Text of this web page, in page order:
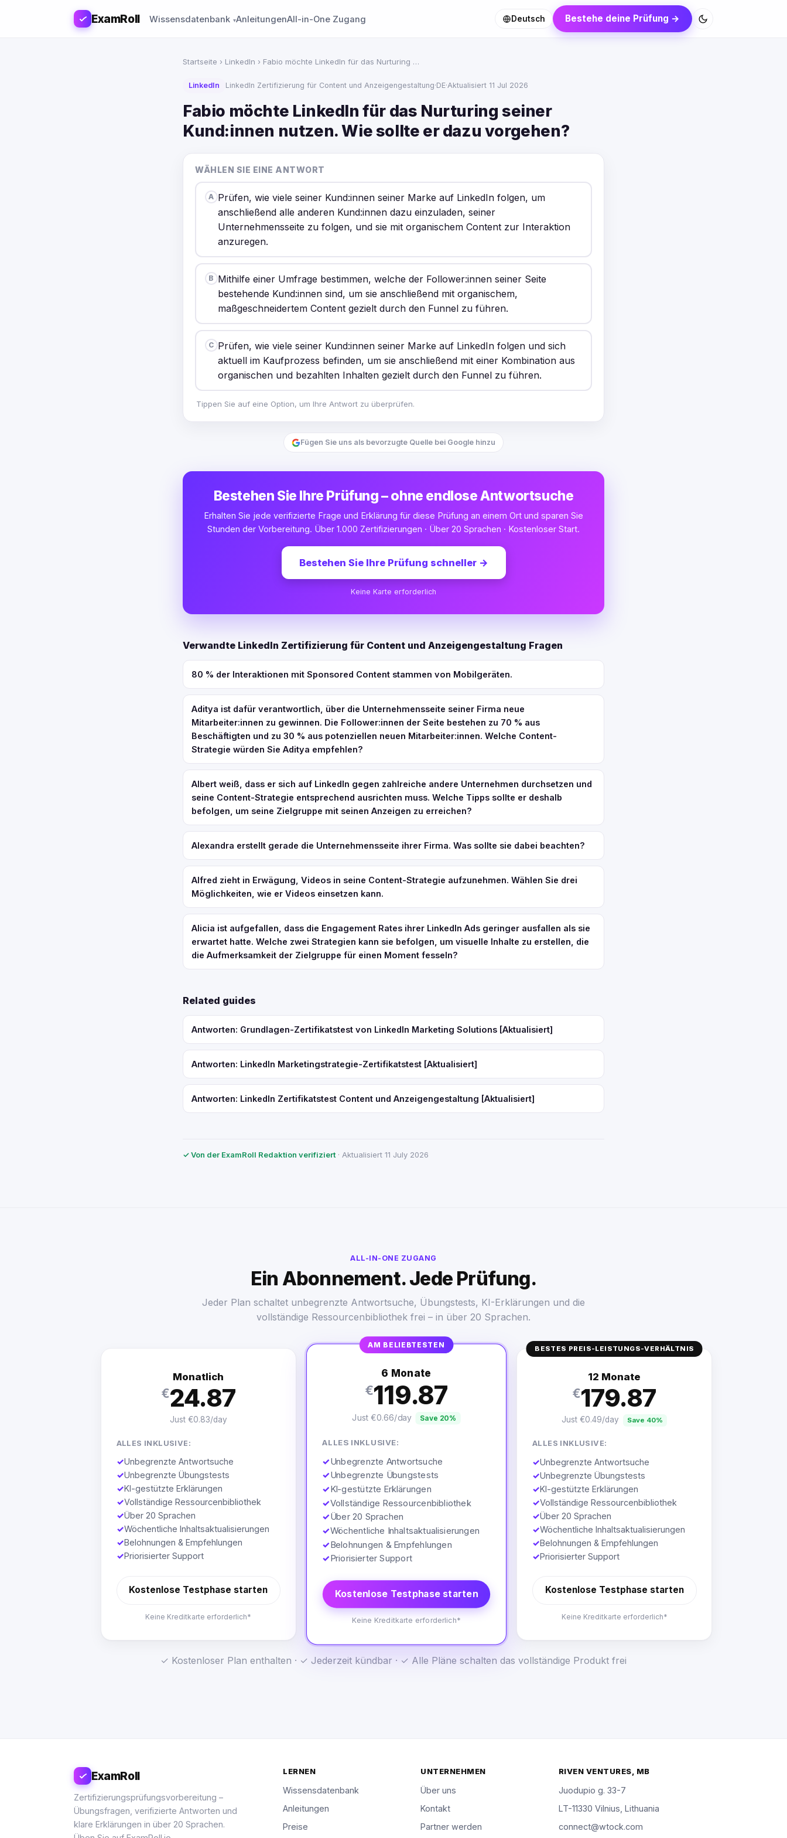
ExamRoll Wissensdatenbank AnleitungenAll-in-One Zugang Deutsch Bestehe deine Prüfung →
Startseite › LinkedIn › Fabio möchte LinkedIn für das Nurturing …
LinkedIn LinkedIn Zertifizierung für Content und Anzeigengestaltung·DE·Aktualisiert 11 Jul 2026
Fabio möchte LinkedIn für das Nurturing seiner
Kund:innen nutzen. Wie sollte er dazu vorgehen?
WÄHLEN SIE EINE ANTWORT
A Prüfen, wie viele seiner Kund:innen seiner Marke auf LinkedIn folgen, um
anschließend alle anderen Kund:innen dazu einzuladen, seiner
Unternehmensseite zu folgen, und sie mit organischem Content zur Interaktion
anzuregen.
B Mithilfe einer Umfrage bestimmen, welche der Follower:innen seiner Seite
bestehende Kund:innen sind, um sie anschließend mit organischem,
maßgeschneidertem Content gezielt durch den Funnel zu führen.
C Prüfen, wie viele seiner Kund:innen seiner Marke auf LinkedIn folgen und sich
aktuell im Kaufprozess befinden, um sie anschließend mit einer Kombination aus
organischen und bezahlten Inhalten gezielt durch den Funnel zu führen.
Tippen Sie auf eine Option, um Ihre Antwort zu überprüfen.
Fügen Sie uns als bevorzugte Quelle bei Google hinzu
Bestehen Sie Ihre Prüfung – ohne endlose Antwortsuche
Erhalten Sie jede verifizierte Frage und Erklärung für diese Prüfung an einem Ort und sparen Sie
Stunden der Vorbereitung. Über 1.000 Zertifizierungen · Über 20 Sprachen · Kostenloser Start.
Bestehen Sie Ihre Prüfung schneller →
Keine Karte erforderlich
Verwandte LinkedIn Zertifizierung für Content und Anzeigengestaltung Fragen
80 % der Interaktionen mit Sponsored Content stammen von Mobilgeräten.
Aditya ist dafür verantwortlich, über die Unternehmensseite seiner Firma neue
Mitarbeiter:innen zu gewinnen. Die Follower:innen der Seite bestehen zu 70 % aus
Beschäftigten und zu 30 % aus potenziellen neuen Mitarbeiter:innen. Welche Content-
Strategie würden Sie Aditya empfehlen?
Albert weiß, dass er sich auf LinkedIn gegen zahlreiche andere Unternehmen durchsetzen und
seine Content-Strategie entsprechend ausrichten muss. Welche Tipps sollte er deshalb
befolgen, um seine Zielgruppe mit seinen Anzeigen zu erreichen?
Alexandra erstellt gerade die Unternehmensseite ihrer Firma. Was sollte sie dabei beachten?
Alfred zieht in Erwägung, Videos in seine Content-Strategie aufzunehmen. Wählen Sie drei
Möglichkeiten, wie er Videos einsetzen kann.
Alicia ist aufgefallen, dass die Engagement Rates ihrer LinkedIn Ads geringer ausfallen als sie
erwartet hatte. Welche zwei Strategien kann sie befolgen, um visuelle Inhalte zu erstellen, die
die Aufmerksamkeit der Zielgruppe für einen Moment fesseln?
Related guides
Antworten: Grundlagen-Zertifikatstest von LinkedIn Marketing Solutions [Aktualisiert]
Antworten: LinkedIn Marketingstrategie-Zertifikatstest [Aktualisiert]
Antworten: LinkedIn Zertifikatstest Content und Anzeigengestaltung [Aktualisiert]
✓ Von der ExamRoll Redaktion verifiziert · Aktualisiert 11 July 2026
ALL-IN-ONE ZUGANG
Ein Abonnement. Jede Prüfung.
Jeder Plan schaltet unbegrenzte Antwortsuche, Übungstests, KI-Erklärungen und die
vollständige Ressourcenbibliothek frei – in über 20 Sprachen.
Monatlich
€24.87
Just €0.83/day
ALLES INKLUSIVE:
✓Unbegrenzte Antwortsuche
✓Unbegrenzte Übungstests
✓KI-gestützte Erklärungen
✓Vollständige Ressourcenbibliothek
✓Über 20 Sprachen
✓Wöchentliche Inhaltsaktualisierungen
✓Belohnungen & Empfehlungen
✓Priorisierter Support
Kostenlose Testphase starten
Keine Kreditkarte erforderlich*
AM BELIEBTESTEN
6 Monate
€119.87
Just €0.66/day Save 20%
ALLES INKLUSIVE:
✓Unbegrenzte Antwortsuche
✓Unbegrenzte Übungstests
✓KI-gestützte Erklärungen
✓Vollständige Ressourcenbibliothek
✓Über 20 Sprachen
✓Wöchentliche Inhaltsaktualisierungen
✓Belohnungen & Empfehlungen
✓Priorisierter Support
Kostenlose Testphase starten
Keine Kreditkarte erforderlich*
BESTES PREIS-LEISTUNGS-VERHÄLTNIS
12 Monate
€179.87
Just €0.49/day Save 40%
ALLES INKLUSIVE:
✓Unbegrenzte Antwortsuche
✓Unbegrenzte Übungstests
✓KI-gestützte Erklärungen
✓Vollständige Ressourcenbibliothek
✓Über 20 Sprachen
✓Wöchentliche Inhaltsaktualisierungen
✓Belohnungen & Empfehlungen
✓Priorisierter Support
Kostenlose Testphase starten
Keine Kreditkarte erforderlich*
✓ Kostenloser Plan enthalten · ✓ Jederzeit kündbar · ✓ Alle Pläne schalten das vollständige Produkt frei
ExamRoll
Zertifizierungsprüfungsvorbereitung –
Übungsfragen, verifizierte Antworten und
klare Erklärungen in über 20 Sprachen.
LERNEN
Wissensdatenbank
Anleitungen
Preise
UNTERNEHMEN
Über uns
Kontakt
Partner werden
RIVEN VENTURES, MB
Juodupio g. 33-7
LT-11330 Vilnius, Lithuania
connect@wtock.com